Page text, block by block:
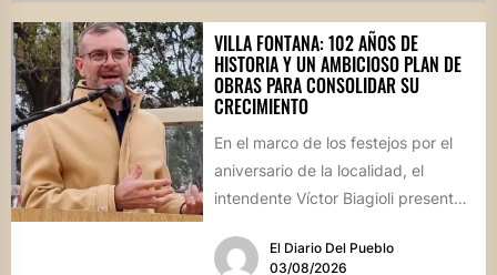
VILLA FONTANA: 102 AÑOS DE
HISTORIA Y UN AMBICIOSO PLAN DE
OBRAS PARA CONSOLIDAR SU
CRECIMIENTO
En el marco de los festejos por el
aniversario de la localidad, el
intendente Víctor Biagioli presentó
El Diario Del Pueblo
03/08/2026